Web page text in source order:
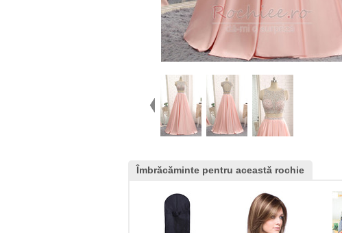
Îmbrăcăminte pentru această rochie